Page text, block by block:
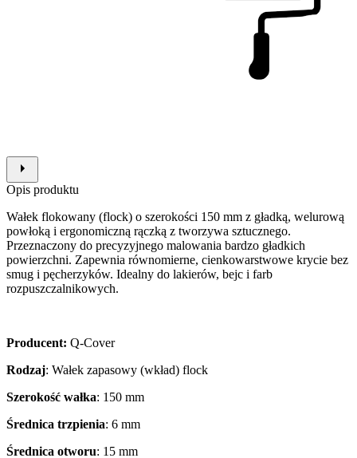
Opis produktu
Wałek flokowany (flock) o szerokości 150 mm z gładką, welurową
powłoką i ergonomiczną rączką z tworzywa sztucznego.
Przeznaczony do precyzyjnego malowania bardzo gładkich
powierzchni. Zapewnia równomierne, cienkowarstwowe krycie bez
smug i pęcherzyków. Idealny do lakierów, bejc i farb
rozpuszczalnikowych.
Producent: Q-Cover
Rodzaj: Wałek zapasowy (wkład) flock
Szerokość wałka: 150 mm
Średnica trzpienia: 6 mm
Średnica otworu: 15 mm